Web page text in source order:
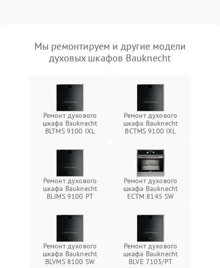
Мы ремонтируем и другие модели
духовых шкафов Bauknecht
Ремонт духового
шкафа Bauknecht
BLTMS 9100 IXL
Ремонт духового
шкафа Bauknecht
BCTMS 9100 IXL
Ремонт духового
шкафа Bauknecht
BLIMS 9100 PT
Ремонт духового
шкафа Bauknecht
ECTM 8145 SW
Ремонт духового
шкафа Bauknecht
BLVMS 8100 SW
Ремонт духового
шкафа Bauknecht
BLVE 7103/PT